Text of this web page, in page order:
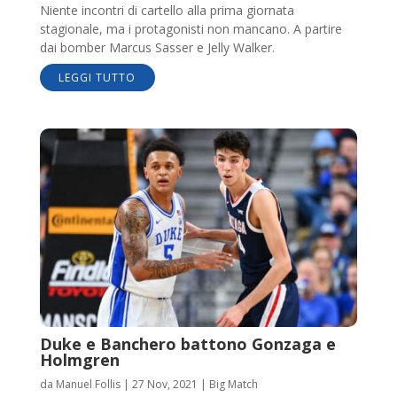
Niente incontri di cartello alla prima giornata
stagionale, ma i protagonisti non mancano. A partire
dai bomber Marcus Sasser e Jelly Walker.
LEGGI TUTTO
Duke e Banchero battono Gonzaga e
Holmgren
da Manuel Follis| 27 Nov, 2021 | Big Match